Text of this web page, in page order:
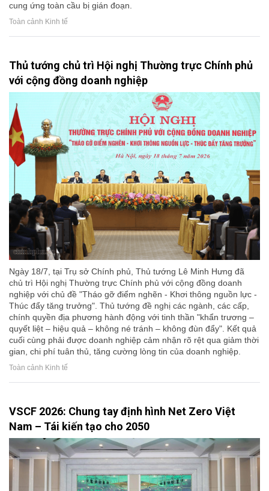
cung ứng toàn cầu bị gián đoạn.
Toàn cảnh Kinh tế
Thủ tướng chủ trì Hội nghị Thường trực Chính phủ
với cộng đồng doanh nghiệp
Ngày 18/7, tại Trụ sở Chính phủ, Thủ tướng Lê Minh Hưng đã
chủ trì Hội nghị Thường trực Chính phủ với cộng đồng doanh
nghiệp với chủ đề "Tháo gỡ điểm nghẽn - Khơi thông nguồn lực -
Thúc đẩy tăng trưởng". Thủ tướng đề nghị các ngành, các cấp,
chính quyền địa phương hành động với tinh thần "khẩn trương –
quyết liệt – hiệu quả – không né tránh – không đùn đẩy". Kết quả
cuối cùng phải được doanh nghiệp cảm nhận rõ rệt qua giảm thời
gian, chi phí tuân thủ, tăng cường lòng tin của doanh nghiệp.
Toàn cảnh Kinh tế
VSCF 2026: Chung tay định hình Net Zero Việt
Nam – Tái kiến tạo cho 2050